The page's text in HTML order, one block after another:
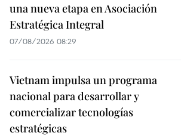
una nueva etapa en Asociación
Estratégica Integral
07/08/2026 08:29
Vietnam impulsa un programa
nacional para desarrollar y
comercializar tecnologías
estratégicas